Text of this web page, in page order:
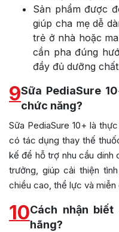
Sản phẩm được
giúp cha mẹ dễ
trẻ ở nhà hoặc
cần pha đúng
đầy đủ dưỡng
9Sữa PediaSure
chức năng?
Sữa PediaSure 10+ là
có tác dụng thay thế
kế để hỗ trợ nhu cầu dinh
trưởng, giúp cải thiện
chiều cao, thể lực và miễn
10Cách nhận biết
hãng?